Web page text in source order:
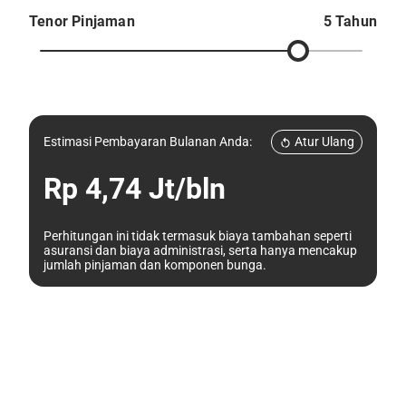
Tenor Pinjaman 5 Tahun
Estimasi Pembayaran Bulanan Anda: Atur Ulang
Rp 4,74 Jt/bln
Perhitungan ini tidak termasuk biaya tambahan seperti
asuransi dan biaya administrasi, serta hanya mencakup
jumlah pinjaman dan komponen bunga.